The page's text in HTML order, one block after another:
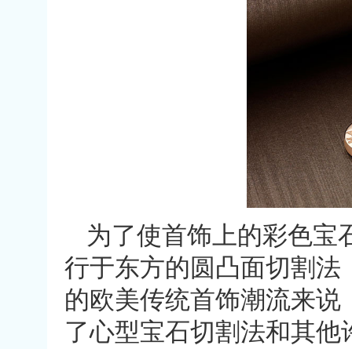
为了使首饰上的彩色宝
行于东方的圆凸面切割
的欧美传统首饰潮流来
了心型宝石切割法和其